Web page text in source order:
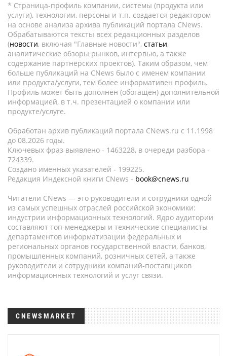
* Страница-профиль компании, системы (продукта или
услуги), технологии, персоны и т.п. создается редактором
на основе анализа архива публикаций портала CNews.
Обрабатываются тексты всех редакционных разделов
(новости, включая "Главные новости", статьи,
аналитические обзоры рынков, интервью, а также
содержание партнёрских проектов). Таким образом, чем
больше публикаций на CNews было с именем компании
или продукта/услуги, тем более информативен профиль.
Профиль может быть дополнен (обогащен) дополнительной
информацией, в т.ч. презентацией о компании или
продукте/услуге.
Обработан архив публикаций портала CNews.ru c 11.1998
до 08.2026 годы.
Ключевых фраз выявлено - 1463228, в очереди разбора -
724339.
Создано именных указателей - 199225.
Редакция Индексной книги CNews - book@cnews.ru
Читатели CNews — это руководители и сотрудники одной
из самых успешных отраслей российской экономики:
индустрии информационных технологий. Ядро аудитории
составляют топ-менеджеры и технические специалисты
департаментов информатизации федеральных и
региональных органов государственной власти, банков,
промышленных компаний, розничных сетей, а также
руководители и сотрудники компаний-поставщиков
информационных технологий и услуг связи.
CNEWSMARKET